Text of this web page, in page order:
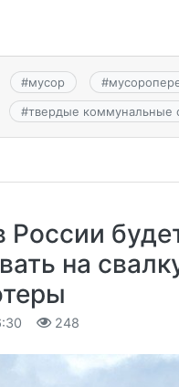
#мусор #
#твердые коммунальные
России
на
248